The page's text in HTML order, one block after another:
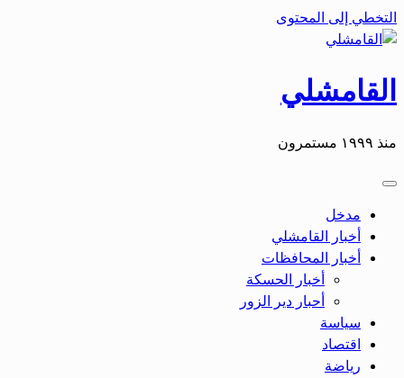
التخطي إلى المحتوى
القامشلي
منذ ١٩٩٩ مستمرون
مدخل
أخبار القامشلي
أخبار المحافظات
أخبار الحسكة
أحبار دير الزور
سياسة
اقتصاد
رياضة